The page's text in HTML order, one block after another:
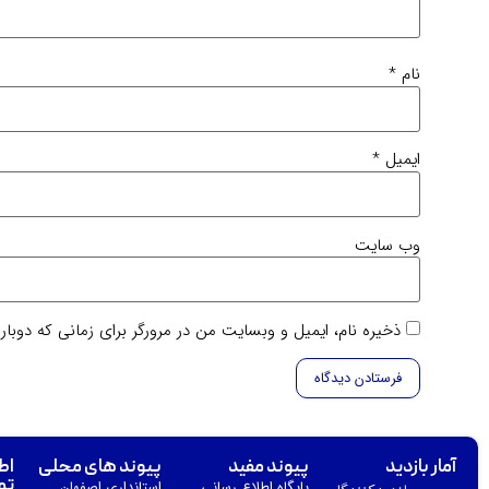
نام *
ایمیل *
وب‌ سایت
ذخیره نام، ایمیل و وبسایت من در مرورگر برای زمانی که
آمار بازدید پیوند مفید پیوند های محلی